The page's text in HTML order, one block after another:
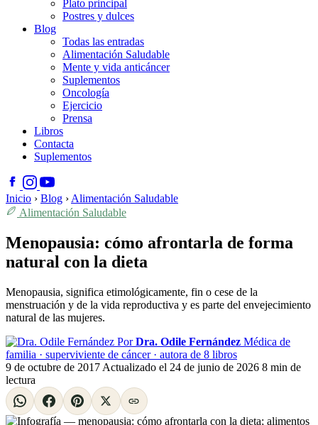
Plato principal
Postres y dulces
Blog
Todas las entradas
Alimentación Saludable
Mente y vida anticáncer
Suplementos
Oncología
Ejercicio
Prensa
Libros
Contacta
Suplementos
Inicio › Blog › Alimentación Saludable
Alimentación Saludable
Menopausia: cómo afrontarla de forma
natural con la dieta
Menopausia, significa etimológicamente, fin o cese de la
menstruación y de la vida reproductiva y es parte del envejecimiento
natural de las mujeres.
Por Dra. Odile Fernández Médica de
familia · superviviente de cáncer · autora de 8 libros
9 de octubre de 2017 Actualizado el 24 de junio de 2026 8 min de
lectura